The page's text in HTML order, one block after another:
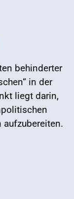
behinderter
in der
liegt darin,
aufzubereiten.